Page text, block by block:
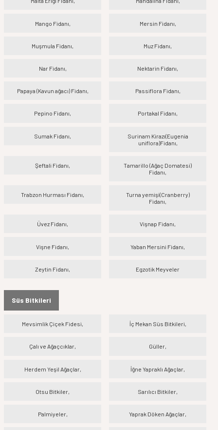
Mango Fidanı, Mersin Fidanı,
Muşmula Fidanı, Muz Fidanı,
Nar Fidanı, Nektarin Fidanı,
Papaya (Kavun ağacı) Fidanı, Passiflora Fidanı,
Pepino Fidanı, Portakal Fidanı,
Sumak Fidanı,
Surinam Kirazı(Eugenia
uniflora)Fidanı,
Şeftali Fidanı,
Tamarillo (Ağaç Domatesi)
Fidanı,
Trabzon Hurması Fidanı,
Turna yemişi(Cranberry)
Fidanı,
Üvez Fidanı, Vişnap Fidanı,
Vişne Fidanı, Yaban Mersini Fidanı,
Zeytin Fidanı, Egzotik Meyveler
Süs Bitkileri
Mevsimlik Çiçek Fidesi, İç Mekan Süs Bitkileri,
Çalı ve Ağaçcıklar, Güller,
Herdem Yeşil Ağaçlar, İğne Yapraklı Ağaçlar,
Otsu Bitkiler, Sarılıcı Bitkiler,
Palmiyeler, Yaprak Döken Ağaçlar,